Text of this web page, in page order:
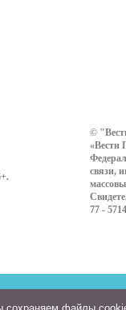
.
©
«Вести
связи,
77 -